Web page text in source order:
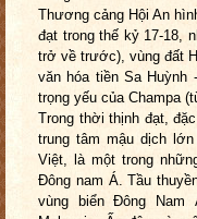
Thương cảng Hội An
đạt trong thế kỷ 17-18,
trở về trước), vùng đất
văn hóa tiền Sa Huỳnh
trọng yếu của Champa
Trong thời thịnh đạt,
trung tâm mậu dịch
Việt, là một trong
Đông nam Á. Tầu
vùng biển Đông Nam